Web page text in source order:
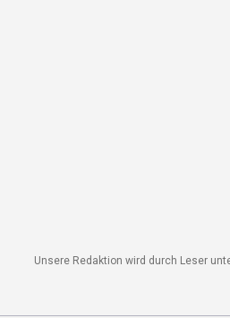
Unsere Redaktion wird durch Leser